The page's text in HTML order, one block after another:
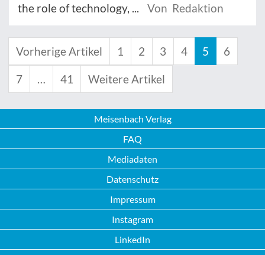
the role of technology, ...
Von Redaktion
Vorherige Artikel 1 2 3 4 5 6
7 … 41 Weitere Artikel
Meisenbach Verlag
FAQ
Mediadaten
Datenschutz
Impressum
Instagram
LinkedIn